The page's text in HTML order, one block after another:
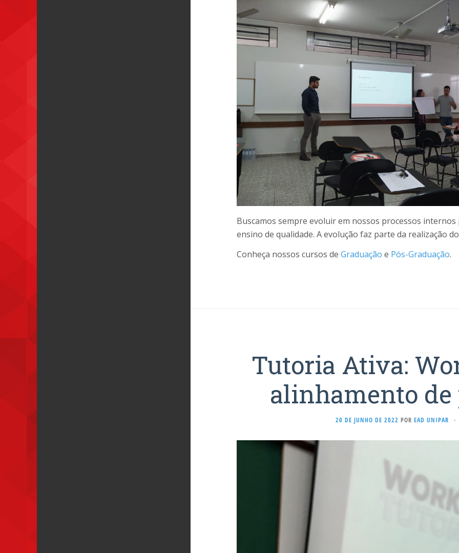
Buscamos sempre evoluir em nossos processos
ensino de qualidade. A evolução faz parte da realização
Conheça nossos cursos de Graduação e Pós-Graduação.
Tutoria Ativa:
alinhamento de
20 DE JUNHO DE 2022 POR EAD UNIPAR ·